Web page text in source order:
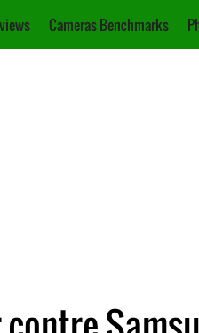
Cameras Benchmarks